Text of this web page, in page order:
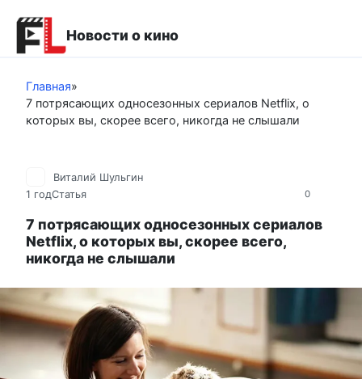
контенту
Новости о кино
Главная»
7 потрясающих односезонных сериалов Netflix, о
которых вы, скорее всего, никогда не слышали
0
Виталий Шульгин
1 годСтатья
7 потрясающих односезонных сериалов
Netflix, о которых вы, скорее всего,
никогда не слышали